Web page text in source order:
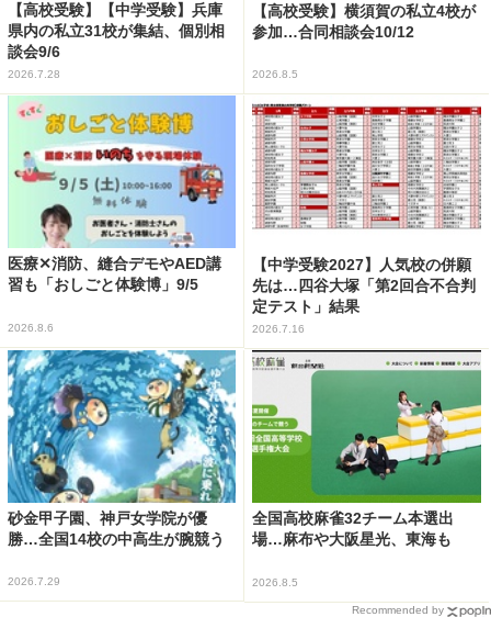
【高校受験】【中学受験】兵庫
県内の私立31校が集結、個別相
談会9/6
2026.7.28
【高校受験】横須賀の私立4校が
参加…合同相談会10/12
2026.8.5
医療✕消防、縫合デモやAED講
習も「おしごと体験博」9/5
2026.8.6
【中学受験2027】人気校の併願
先は…四谷大塚「第2回合不合判
定テスト」結果
2026.7.16
砂金甲子園、神戸女学院が優
勝…全国14校の中高生が腕競う
2026.7.29
全国高校麻雀32チーム本選出
場…麻布や大阪星光、東海も
2026.8.5
Recommended by